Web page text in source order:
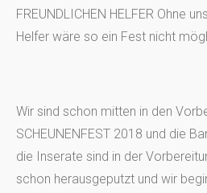
FREUNDLICHEN HELFER Ohne
Helfer wäre so ein Fest nicht
Wir sind schon mitten in den
SCHEUNENFEST 2018 und die
die Inserate sind in der
schon herausgeputzt und wir